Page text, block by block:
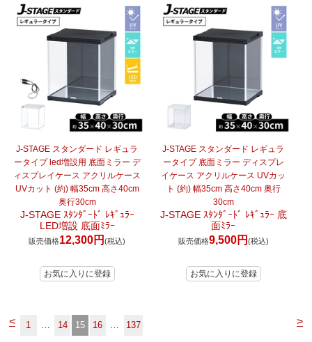
J-STAGE スタンダード レギュラ
ータイプ led増設用 底面ミラー デ
ィスプレイケース アクリルケース
UVカット (約) 幅35cm 高さ40cm
奥行30cm
J-STAGE ｽﾀﾝﾀﾞｰﾄﾞ ﾚｷﾞｭﾗｰ
LED増設 底面ﾐﾗｰ
販売価格12,300円(税込)
J-STAGE スタンダード レギュラ
ータイプ 底面ミラー ディスプレ
イケース アクリルケース UVカッ
ト (約) 幅35cm 高さ40cm 奥行
30cm
J-STAGE ｽﾀﾝﾀﾞｰﾄﾞ ﾚｷﾞｭﾗｰ 底
面ﾐﾗｰ
販売価格9,500円 (税込)
< >
1 14 15 16 137